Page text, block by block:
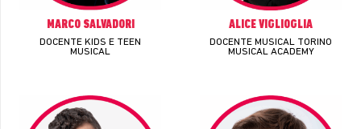
MARCO SALVADORI
DOCENTE KIDS E TEEN
MUSICAL
ALICE VIGLIOGLIA
DOCENTE MUSICAL TORINO
MUSICAL ACADEMY